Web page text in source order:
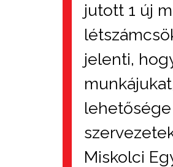
jutott 1 új
jelenti,
Miskolci